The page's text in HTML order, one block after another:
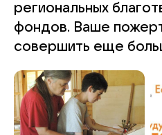
региональных
фондов. Ваше
совершить еще